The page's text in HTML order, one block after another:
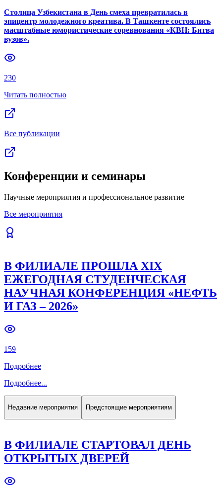
Previous slide Next slide
Столица Узбекистана в День смеха превратилась в
эпицентр молодежного креатива. В Ташкенте состоялись
масштабные юмористические соревнования «КВН: Битва
вузов».
230
Читать полностью
Все публикации
Конференции и семинары
Научные мероприятия и профессиональное развитие
Все мероприятия
В ФИЛИАЛЕ ПРОШЛА XIX
ЕЖЕГОДНАЯ СТУДЕНЧЕСКАЯ
НАУЧНАЯ КОНФЕРЕНЦИЯ «НЕФТЬ
И ГАЗ – 2026»
159
Подробнее
Подробнее...
Недавние мероприятия Предстоящие мероприятиям
В ФИЛИАЛЕ СТАРТОВАЛ ДЕНЬ
ОТКРЫТЫХ ДВЕРЕЙ